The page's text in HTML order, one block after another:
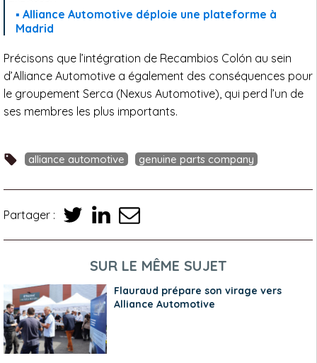
Alliance Automotive déploie une plateforme à
Madrid
Précisons que l’intégration de Recambios Colón au sein
d’Alliance Automotive a également des conséquences pour
le groupement Serca (Nexus Automotive), qui perd l’un de
ses membres les plus importants.
alliance automotive genuine parts company
Partager :
SUR LE MÊME SUJET
Flauraud prépare son virage vers
Alliance Automotive